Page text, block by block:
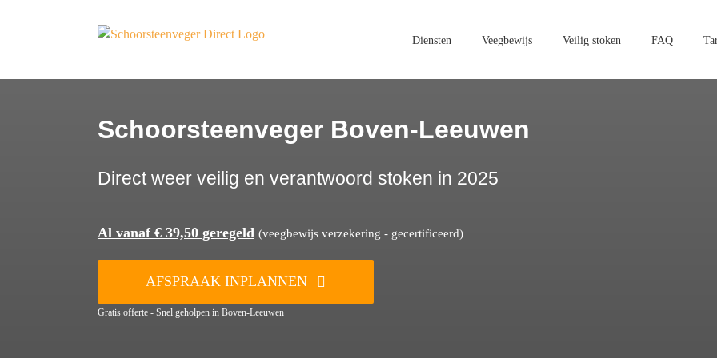
Diensten Veegbewijs Veilig stoken FAQ
Schoorsteenveger Boven-Leeuwen
Direct weer veilig en verantwoord stoken in 2025
Al vanaf € 39,50 geregeld (veegbewijs verzekering - gecertificeerd)
AFSPRAAK INPLANNEN
Gratis offerte - Snel geholpen in Boven-Leeuwen